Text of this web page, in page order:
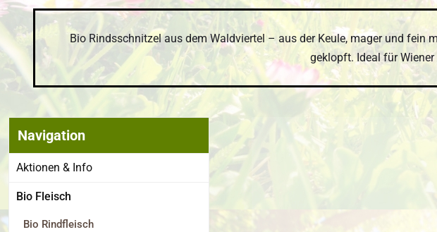
Bio Rindsschnitzel aus dem Waldviertel – aus der Keule, mager und
geklopft. Ideal für
Navigation
Aktionen & Info
Bio Fleisch
Bio Rindfleisch
Bildergalerie überspringen